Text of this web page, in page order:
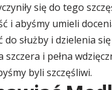
się do tego
i abyśmy umieli
służby i dzielenia
i pełna
byli szczęśliwi.